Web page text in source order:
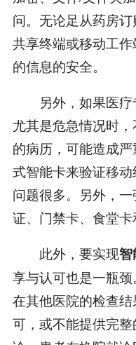
问。无论足从药房
共享终端或移动工
的信息的安全。
另外，如果医疗
尤其是危急情况时
的病历，可能造成
式智能卡来验证移
问题很多。另外，
证、门禁卡、食堂卡
此外，要实现智
享与认可也是一瓶
在其他医院的检查
可，或不能提供完